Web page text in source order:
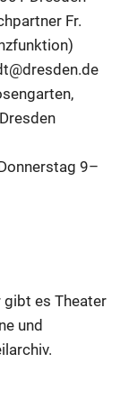
Fr.
9–
gibt es Theater
und